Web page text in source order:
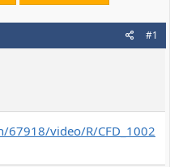
#1
video/R/CFD_1002